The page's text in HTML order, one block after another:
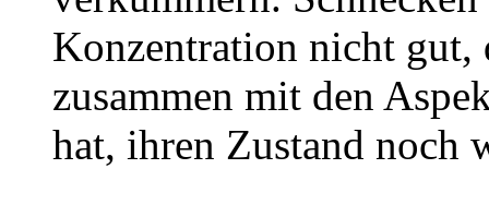
Konzentration nicht gut,
zusammen mit den
hat, ihren Zustand noch